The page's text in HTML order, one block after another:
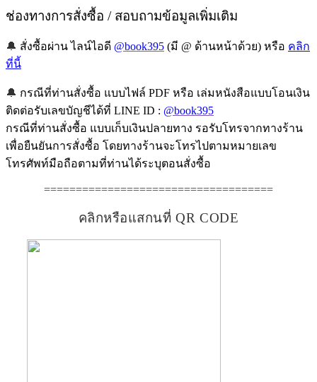
ช่องทางการสั่งซื้อ / สอบถามข้อมูลเพิ่มเติม
🔔 สั่งซื้อผ่าน ไลน์ไอดี @book395 (มี @ ด้านหน้าด้วย) หรือ คลิก
ที่นี้
🔔 กรณีที่ท่านสั่งซื้อ แบบไฟล์ PDF หรือ เล่มหนังสือแบบโอนเงิน
ติดต่อรับเลขบัญชีได้ที่ LINE ID : @book395
กรณีที่ท่านสั่งซื้อ แบบเก็บเงินปลายทาง รอรับโทรจากทางร้าน
เพื่อยืนยันการสั่งซื้อ โดยทางร้านจะโทรไปตามหมายเลข
โทรศัพท์มือถือตามที่ท่านได้ระบุตอนสั่งซื้อ
====================================
คลิกหรือแสกนที่ QR CODE